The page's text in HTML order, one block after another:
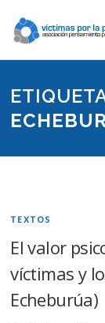
contenido
TEXTOS
El valor
víctimas y
Echeburúa)